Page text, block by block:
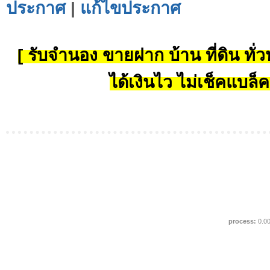
ประกาศ| แก้ไขประกาศ
[ รับจำนอง ขายฝาก บ้าน ที่ดิน ทั่ว
ได้เงินไว ไม่เช็คแบล็
process: